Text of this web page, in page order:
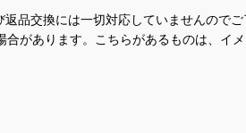
品交換には一切対応していませんのでご
があります。こちらがあるものは、イ